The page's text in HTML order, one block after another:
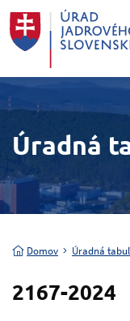
Úradná
Domov Úradná
2167-2024